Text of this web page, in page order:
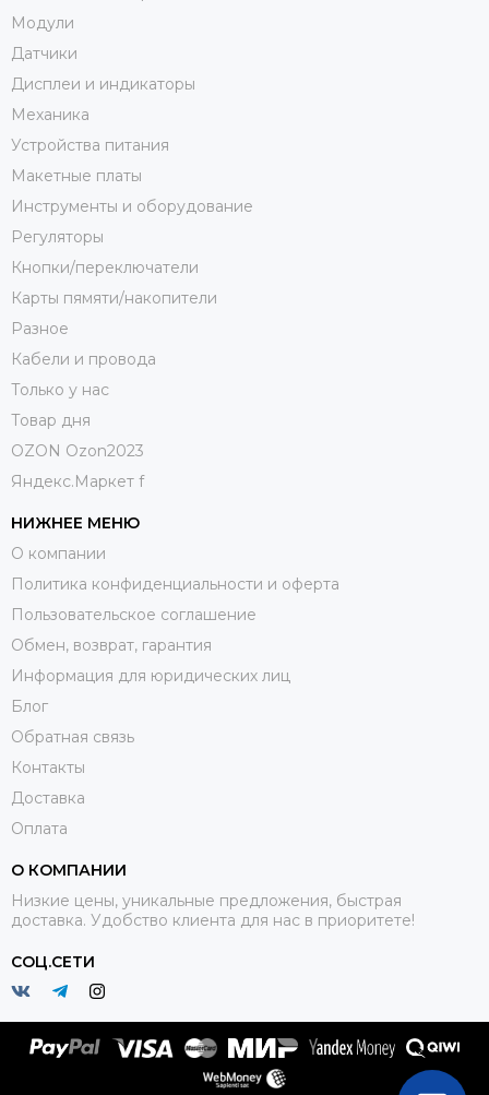
Модули
Датчики
Дисплеи и индикаторы
Механика
Устройства питания
Макетные платы
Инструменты и оборудование
Регуляторы
Кнопки/переключатели
Карты пямяти/накопители
Разное
Кабели и провода
Только у нас
Товар дня
OZON Ozon2023
Яндекс.Маркет f
НИЖНЕЕ МЕНЮ
О компании
Политика конфиденциальности и оферта
Пользовательское соглашение
Обмен, возврат, гарантия
Информация для юридических лиц
Блог
Обратная связь
Контакты
Доставка
Оплата
О КОМПАНИИ
Низкие цены, уникальные предложения, быстрая
доставка. Удобство клиента для нас в приоритете!
СОЦ.СЕТИ